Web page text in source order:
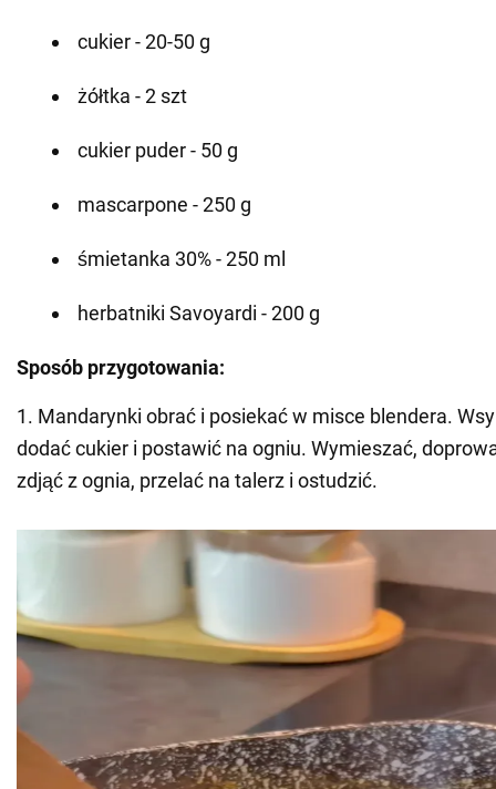
cukier - 20-50 g
żółtka - 2 szt
cukier puder - 50 g
mascarpone - 250 g
śmietanka 30% - 250 ml
herbatniki Savoyardi - 200 g
Sposób przygotowania:
1. Mandarynki obrać i posiekać w misce blendera.
dodać cukier i postawić na ogniu. Wymieszać,
zdjąć z ognia, przelać na talerz i ostudzić.